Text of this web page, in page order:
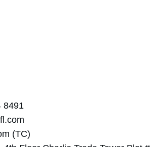
8491
(TC)